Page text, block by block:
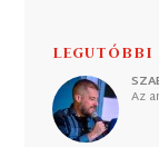
LEGUTÓBBI
Az